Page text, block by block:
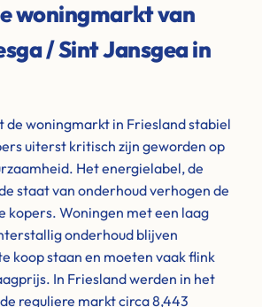
woningmarkt van
/ Sint Jansgea in
de woningmarkt in Friesland stabiel
uiterst kritisch zijn geworden op
Het energielabel, de
staat van onderhoud verhogen de
kopers. Woningen met een laag
onderhoud blijven
koop staan en moeten vaak flink
In Friesland werden in het
reguliere markt circa 8,443